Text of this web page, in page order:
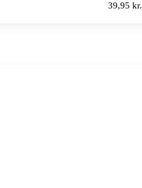
39,95 kr.